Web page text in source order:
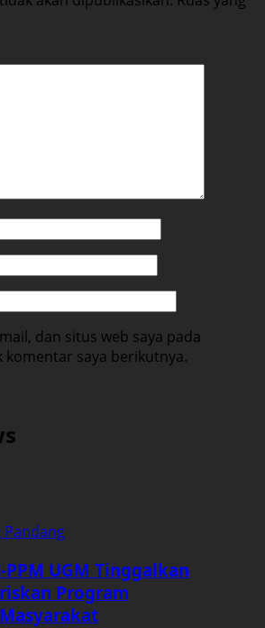
dan situs web saya pada
saya berikutnya.
PPM UGM Tinggalkan
Program